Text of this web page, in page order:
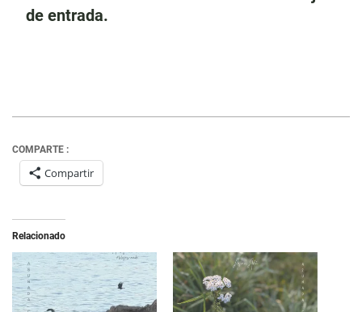
de entrada.
COMPARTE :
Compartir
Relacionado